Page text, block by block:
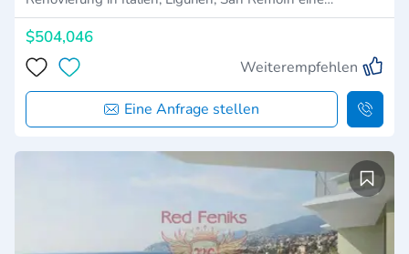
$504,046
Weiterempfehlen
Eine Anfrage stellen